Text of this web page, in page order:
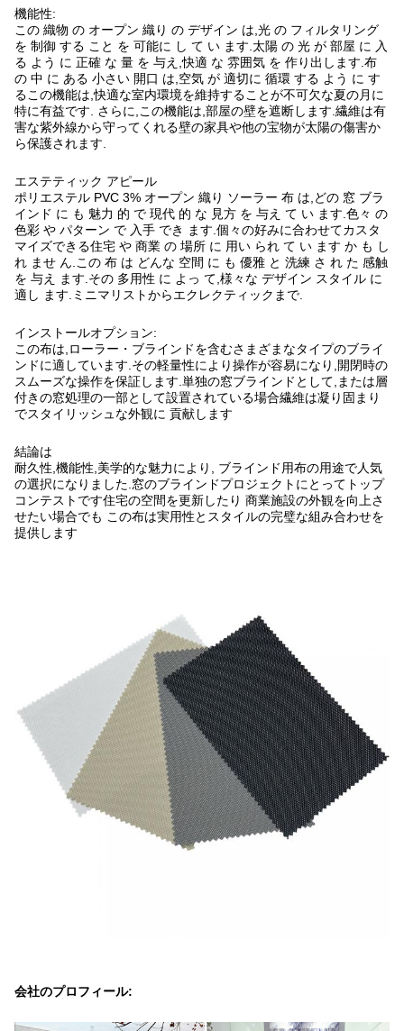
機能性:
この 織物 の オープン 織り の デザイン は,光 の フィルタリング
を 制御 する こと を 可能に し て い ます.太陽 の 光 が 部屋 に 入
る よう に 正確 な 量 を 与え,快適 な 雰囲気 を 作り出します.布
の 中 に ある 小さい 開口 は,空気 が 適切に 循環 する よう に す
るこの機能は,快適な室内環境を維持することが不可欠な夏の月に
特に有益です. さらに,この機能は,部屋の壁を遮断します.繊維は有
害な紫外線から守ってくれる壁の家具や他の宝物が太陽の傷害か
ら保護されます.
エステティック アピール
ポリエステル PVC 3% オープン 織り ソーラー 布 は,どの 窓 ブラ
インド に も 魅力 的 で 現代 的 な 見方 を 与え て い ます.色々 の
色彩 や パターン で 入手 でき ます.個々の好みに合わせてカスタ
マイズできる住宅 や 商業 の 場所 に 用い られ て い ます か も し
れ ませ ん.この 布 は どんな 空間 に も 優雅 と 洗練 さ れ た 感触
を 与え ます.その 多用性 に よっ て,様々な デザイン スタイル に
適し ます.ミニマリストからエクレクティックまで.
インストールオプション:
この布は,ローラー・ブラインドを含むさまざまなタイプのブライ
ンドに適しています.その軽量性により操作が容易になり,開閉時の
スムーズな操作を保証します.単独の窓ブラインドとして,または層
付きの窓処理の一部として設置されている場合繊維は凝り固まり
でスタイリッシュな外観に 貢献します
結論は
耐久性,機能性,美学的な魅力により, ブラインド用布の用途で人気
の選択になりました.窓のブラインドプロジェクトにとってトップ
コンテストです住宅の空間を更新したり 商業施設の外観を向上さ
せたい場合でも この布は実用性とスタイルの完璧な組み合わせを
提供します
会社のプロフィール: